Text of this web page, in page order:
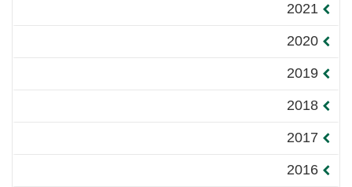
2021
2020
2019
2018
2017
2016